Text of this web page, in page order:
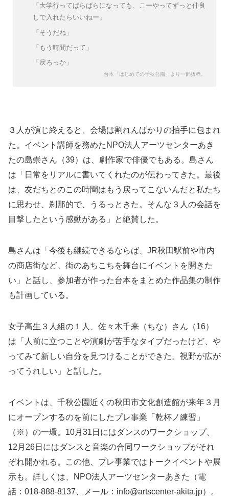
「大学行ってばらばらになっても、こーやってずっと仲良
しで入れたらいいねー」
「そうだね」
「もう時間だって」
「戻ろっか」
台本「はじめての千秋公園」より一部抜粋。
３人が演じ終えると、会場は割れんばかりの拍手に包まれ
た。イベント講師を務めたNPO法人アーツセンターあき
たの島崇さん（39）は、劇作家で俳優でもある。島さん
は「日常をリアルに書いてくれたのが伝わってきた。最後
は、友だちとのこの時間はもう戻ってこないんだと私たち
に思わせ、刹那的で、うるっときた。そんな３人の会話を
目撃したという感動がある」と絶賛した。
島さんは「今後も継続できるならば、JR秋田駅前や市内
の商店街など、街のあちこちを舞台にイベントを開きた
い」と話し、参加者が作った台本をまとめた作品集の制作
も計画している。
女子高生３人組の１人、佐々木千来（ちな）さん（16）
は「人前に立つことや演劇が苦手なタイプだったけど、や
ってみて新しい自分を見つけることができた。視野が広が
ってうれしい」と話した。
イベントは、千秋公園近くの秋田市文化創造館が来年３月
にオープンするのを前にしたプレ事業「乾杯ノ練習」
（※）の一環。10月31日にはダンスのワークショップ、
12月26日にはダンスと音楽の合同ワークショップがそれ
ぞれ開かれる。この他、プレ事業ではトークイベントや展
示も。詳しくは、NPO法人アーツセンターあきた（電
話：018-888-8137、メール：info@artscenter-akita.jp）。